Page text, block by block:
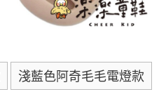
淺藍色阿奇毛毛電燈款